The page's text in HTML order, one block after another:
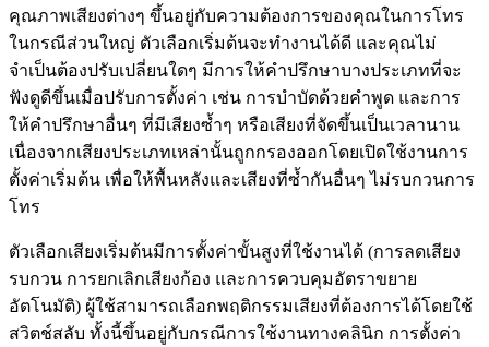
คณภาพเสยงตางๆ ขนอยกบความตองการของคณในการโทร
ในกรณสวนใหญ ตวเลอกเรมตนจะทงานไดด และคณไม
จเปนตองปรบเปลยนใดๆ มการใหคปรกษาบางประเภททจะ
ฟงดดขนเมอปรบการตงคา เชน การบบดดวยคพด และการ
ใหคปรกษาอนๆ ทมเสยงซๆ หรอเสยงทจดขนเปนเวลานาน
เนองจากเสยงประเภทเหลานนถกกรองออกโดยเปดใชงานการ
ตงคาเรมตน เพอใหพนหลงและเสยงทซกนอนๆ ไมรบกวนการ
โทร
ตวเลอกเสยงเรมตนมการตงคาขนสงทใชงานได (การลดเสยง
รบกวน การยกเลกเสยงกอง และการควบคมอตราขยาย
อตโนมต) ผใชสามารถเลอกพฤตกรรมเสยงทตองการไดโดยใช
สวตชสลบ ทงนขนอยกบกรณการใชงานทางคลนก การตงคา